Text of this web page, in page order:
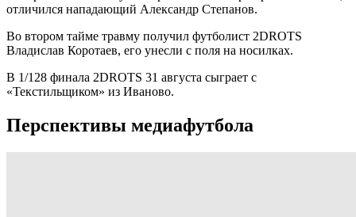
отличился нападающий Александр Степанов.
Во втором тайме травму получил футболист 2DROTS
Владислав Коротаев, его унесли с поля на носилках.
В 1/128 финала 2DROTS 31 августа сыграет с
«Текстильщиком» из Иваново.
Перспективы медиафутбола